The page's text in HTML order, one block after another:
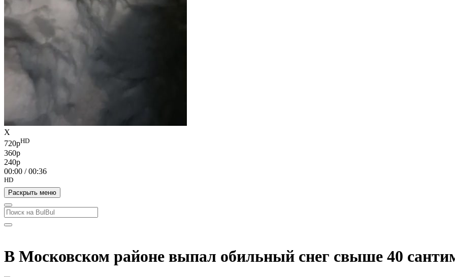
X
720pHD
360p
240p
00:00 /00:36
HD
Раскрыть меню
В Московском районе выпал обильный снег свыше 40